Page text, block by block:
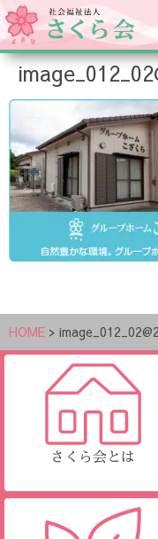
HOME >
さくら会とは